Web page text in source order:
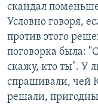
скандал
Условно говоря,
против этого
поговорка была:
скажу, кто ты". У
спрашивали, чей
решали,